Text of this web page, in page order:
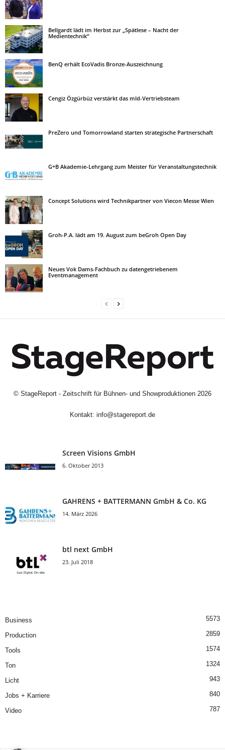
Bellgardt lädt im Herbst zur „Spätlese – Nacht der
Medientechnik“
BenQ erhält EcoVadis Bronze-Auszeichnung
Cengiz Özgürbüz verstärkt das mld-Vertriebsteam
PreZero und Tomorrowland starten strategische Partnerschaft
G+B Akademie-Lehrgang zum Meister für Veranstaltungstechnik
Concept Solutions wird Technikpartner von Viecon Messe Wien
Groh-P.A. lädt am 19. August zum beGroh Open Day
Neues Vok Dams-Fachbuch zu datengetriebenem
Eventmanagement
© StageReport - Zeitschrift für Bühnen- und Showproduktionen 2026
Kontakt: info@stagereport.de
Screen Visions GmbH
6. Oktober 2013
GAHRENS + BATTERMANN GmbH & Co. KG
14. März 2026
btl next GmbH
23. Juli 2018
Business 5573
Production 2859
Tools 1574
Ton 1324
Licht 943
Jobs + Karriere 840
Video 787